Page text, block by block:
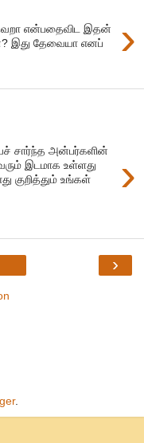
›
தவறா என்பதைவிட இதன்
இது தேவையா எனப்
›
சார்ந்த அன்பர்களின்
இடமாக உள்ளது
குறித்தும் உங்கள்
›
.